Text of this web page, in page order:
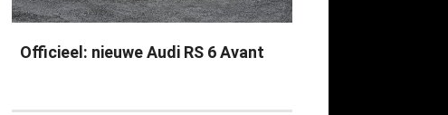
Officieel: nieuwe Audi RS 6 Avant